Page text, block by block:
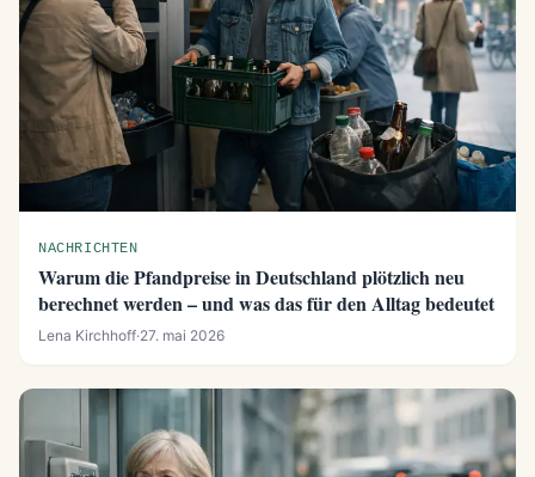
NACHRICHTEN
Warum die Pfandpreise in Deutschland plötzlich neu
berechnet werden – und was das für den Alltag bedeutet
Lena Kirchhoff·27. mai 2026